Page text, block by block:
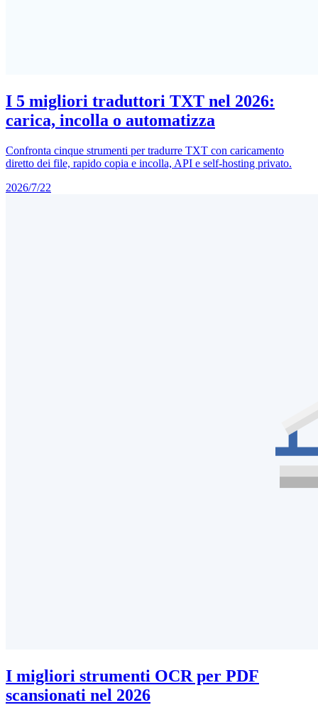
I 5 migliori traduttori TXT nel 2026:
carica, incolla o automatizza
Confronta cinque strumenti per tradurre TXT con caricamento
diretto dei file, rapido copia e incolla, API e self-hosting privato.
2026/7/22
I migliori strumenti OCR per PDF
scansionati nel 2026